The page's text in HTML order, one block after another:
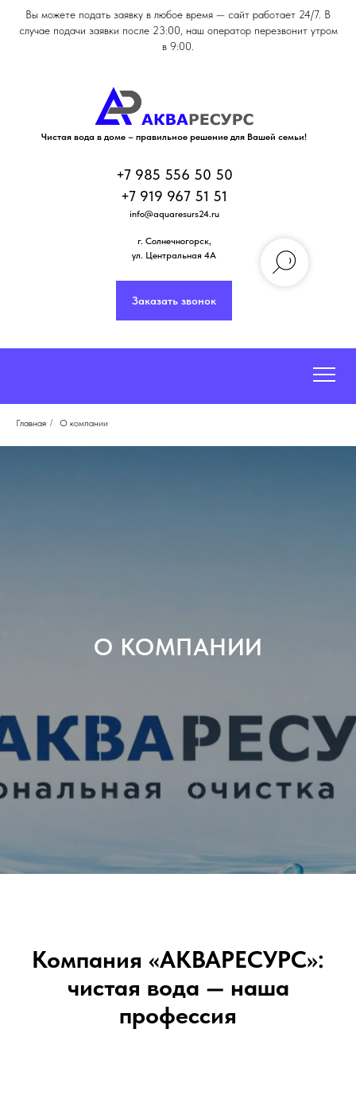
Вы можете подать заявку в любое время — сайт работает 24/7. В
случае подачи заявки после 23:00, наш оператор перезвонит утром
в 9:00.
Чистая вода в доме – правильное решение для Вашей семьи!
+7 985 556 50 50
+7 919 967 51 51
info@aquaresurs24.ru
г. Солнечногорск,
ул. Центральная 4А
Заказать звонок
Главная / О компании
О КОМПАНИИ
Компания «АКВАРЕСУРС»:
чистая вода — наша
профессия